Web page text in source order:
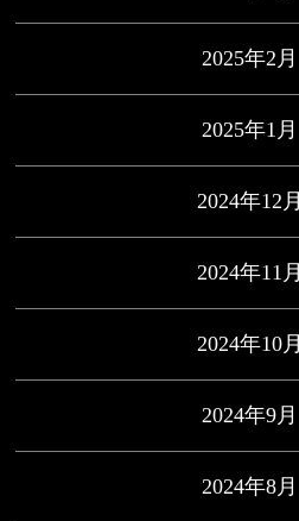
2025年2月
2025年1月
2024年12月
2024年11月
2024年10月
2024年9月
2024年8月